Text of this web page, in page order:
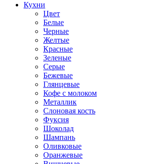
Кухни
Цвет
Белые
Черные
Желтые
Красные
Зеленые
Серые
Бежевые
Глянцевые
Кофе с молоком
Металлик
Слоновая кость
Фуксия
Шоколад
Шампань
Оливковые
Оранжевые